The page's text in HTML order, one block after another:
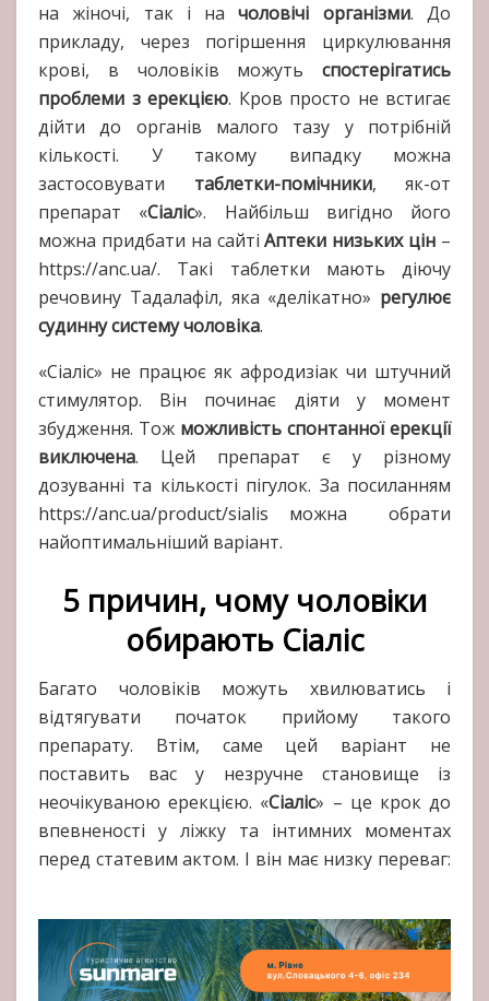
на жіночі, так і начоловічі організми. До
прикладу, через погіршення циркулювання
крові, в чоловіків можуть спостерігатись
проблеми з ерекцією. Кров просто не встигає
дійти до органів малого тазу у потрібній
кількості. У такому випадку можна
застосовувати таблетки-помічники, як-от
препарат «Сіаліс». Найбільш вигідно його
можна придбати на сайтіАптеки низьких цін –
https://anc.ua/. Такі таблетки мають діючу
речовину Тадалафіл, яка «делікатно» регулює
судинну систему чоловіка.
«Сіаліс» не працює як афродизіак чи штучний
стимулятор. Він починає діяти у момент
збудження. Тож можливість спонтанної ерекції
виключена. Цей препарат є у різному
дозуванні та кількості пігулок. За посиланням
https://anc.ua/product/sialis можна обрати
найоптимальніший варіант.
5 причин, чому чоловіки
обирають Сіаліс
Багато чоловіків можуть хвилюватись і
відтягувати початок прийому такого
препарату. Втім, саме цей варіант не
поставить вас у незручне становище із
неочікуваною ерекцією. «Сіаліс» – це крок до
впевненості у ліжку та інтимних моментах
перед статевим актом. І він має низку переваг: